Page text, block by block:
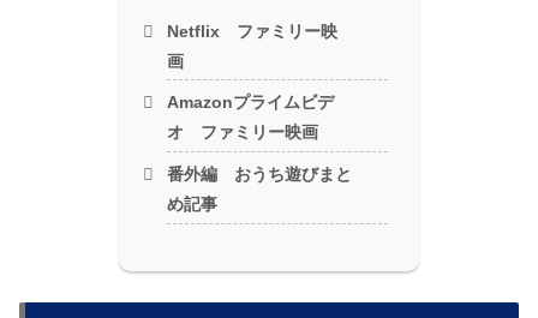
Netflix ファミリー映
画
Amazonプライムビデ
オ ファミリー映画
番外編 おうち遊びまと
め記事